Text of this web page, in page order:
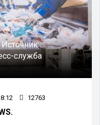
Источник:
служба
12763